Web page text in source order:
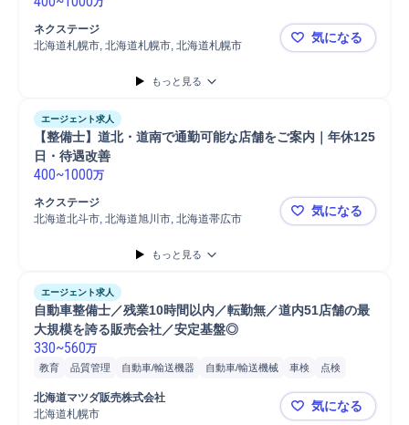
ネクステージ
北海道札幌市, 北海道札幌市, 北海道札幌市
【整備士】
気になる
もっと見る
エージェント求人
【整備士】道北・道南で通勤可能な店舗をご案内｜年休125
日・待遇改善
400~1000万
ネクステージ
北海道北斗市, 北海道旭川市, 北海道帯広市
【整備士】
気になる
もっと見る
エージェント求人
自動車整備士／残業10時間以内／転勤無／道内51店舗の最
大規模を誇る販売会社／安定基盤◎
330~560万
教育 品質管理 自動車/輸送機器 自動車/輸送機械 車検
点検
自動車
北海道マツダ販売株式会社
北海道札幌市
自動車整備
気になる